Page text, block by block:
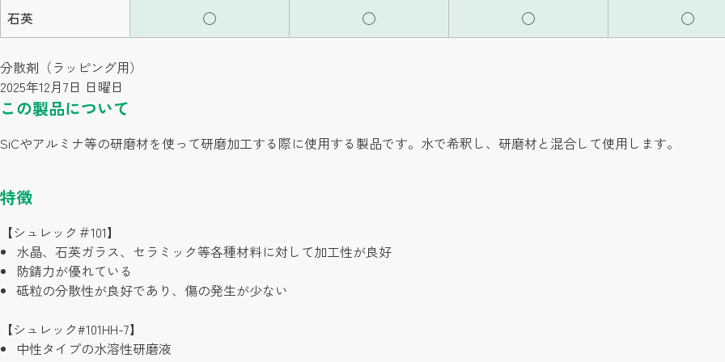
石英 ◯ ◯ ◯ ◯
分散剤（ラッピング用）
2025年12月7日 日曜日
この製品について
SiCやアルミナ等の研磨材を使って研磨加工する際に使用する製品です。水で希釈し、研磨材と混合して使用します。
特徴
【シュレック＃101】
水晶、石英ガラス、セラミック等各種材料に対して加工性が良好
防錆力が優れている
砥粒の分散性が良好であり、傷の発生が少ない
【シュレック#101HH-7】
中性タイプの水溶性研磨液